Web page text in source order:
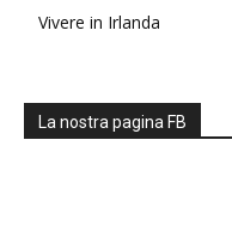
Vivere in Irlanda
La nostra pagina FB